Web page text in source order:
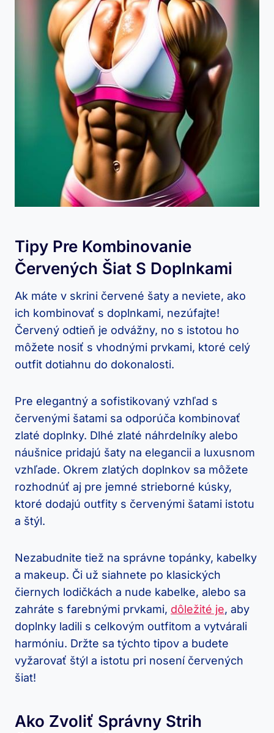
Tipy ​pre Kombinovanie
Červených Šiat S Doplnkami
Ak máte v skrini červené ‍šaty a neviete, ako ​
ich kombinovať s doplnkami, nezúfajte!
Červený odtieň je odvážny, no s istotou ho‍
môžete‌ nosiť s vhodnými prvkami, ktoré ⁢celý
outfit‌ dotiahnu do dokonalosti.
Pre elegantný a sofistikovaný vzhľad s
červenými šatami⁤ sa⁤ odporúča kombinovať
zlaté doplnky. Dlhé zlaté náhrdelníky alebo
náušnice‍ pridajú šaty⁢ na​ elegancii​ a luxusnom
vzhľade. Okrem zlatých doplnkov sa môžete
rozhodnúť aj pre jemné strieborné kúsky,⁢
ktoré dodajú outfity s červenými šatami istotu
a štýl.
Nezabudnite⁣ tiež na správne topánky, ‍kabelky⁢
a makeup.⁣ Či už siahnete po klasických
čiernych lodičkách⁤ a⁤ nude kabelke, alebo⁤ sa
⁣zahráte ⁣s⁣ farebnými prvkami, dôležité je, ​aby‍
doplnky ladili s celkovým ‍outfitom a vytvárali⁣
harmóniu. Držte sa týchto tipov a‌ budete‌
vyžarovať štýl a istotu pri nosení červených
šiat!
Ako Zvoliť Správny Strih